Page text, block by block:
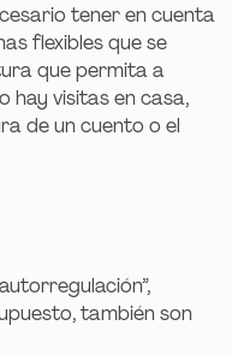
tener en cuenta
flexibles que se
que permita a
hay visitas en casa,
de un cuento o el
también son